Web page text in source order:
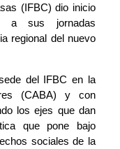
(IFBC) dio inicio
a sus jornadas
regional del nuevo
del IFBC en la
(CABA) y con
los ejes que dan
que pone bajo
sociales de la